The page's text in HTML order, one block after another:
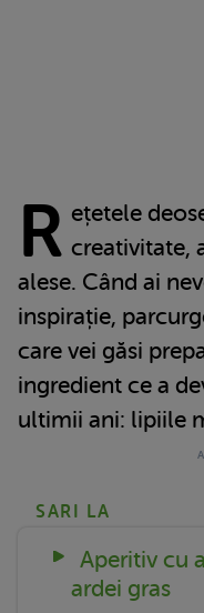
R ețetele
creativitate,
alese. Când ai
inspirație,
care vei găsi
ingredient ce a
ultimii ani: lipiile
SARI LA
Aperitiv cu
ardei gras